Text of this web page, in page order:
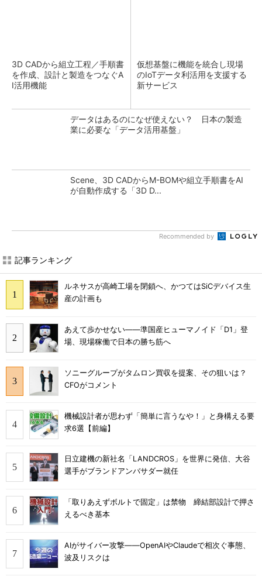
3D CADから組立工程／手順書
を作成、設計と製造をつなぐA
I活用機能
仮想基盤に機能を統合し現場
のIoTデータ利活用を支援する
新サービス
データはあるのになぜ使えない？ 日本の製造
業に必要な「データ活用基盤」
Scene、3D CADからM-BOMや組立手順書をAI
が自動作成する「3D D...
Recommended by
記事ランキング
ルネサスが高崎工場を閉鎖へ、かつてはSiCデバイス生
産の計画も
あえて歩かせない――準国産ヒューマノイド「D1」登
場、現場稼働で日本の勝ち筋へ
ソニーグループがタムロン買収を提案、その狙いは？
CFOがコメント
機械設計者が思わず「簡単に言うなや！」と身構える要
求6選【前編】
日立建機の新社名「LANDCROS」を世界に発信、大谷
選手がブランドアンバサダー就任
「取りあえずボルトで固定」は禁物 締結部設計で押さ
えるべき基本
AIがサイバー攻撃――OpenAIやClaudeで相次ぐ事態、
波及リスクは